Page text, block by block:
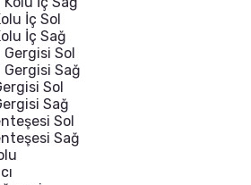
İç Sol
İç Sağ
Gergisi Sol
Gergisi Sağ
Sol
Sağ
Sol
Sağ